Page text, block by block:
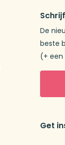
De
beste
(+ een
Get